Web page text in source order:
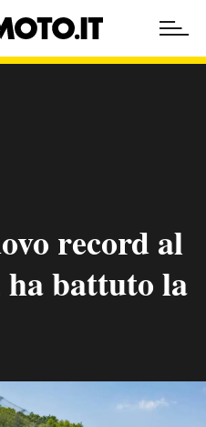
record al
battuto la